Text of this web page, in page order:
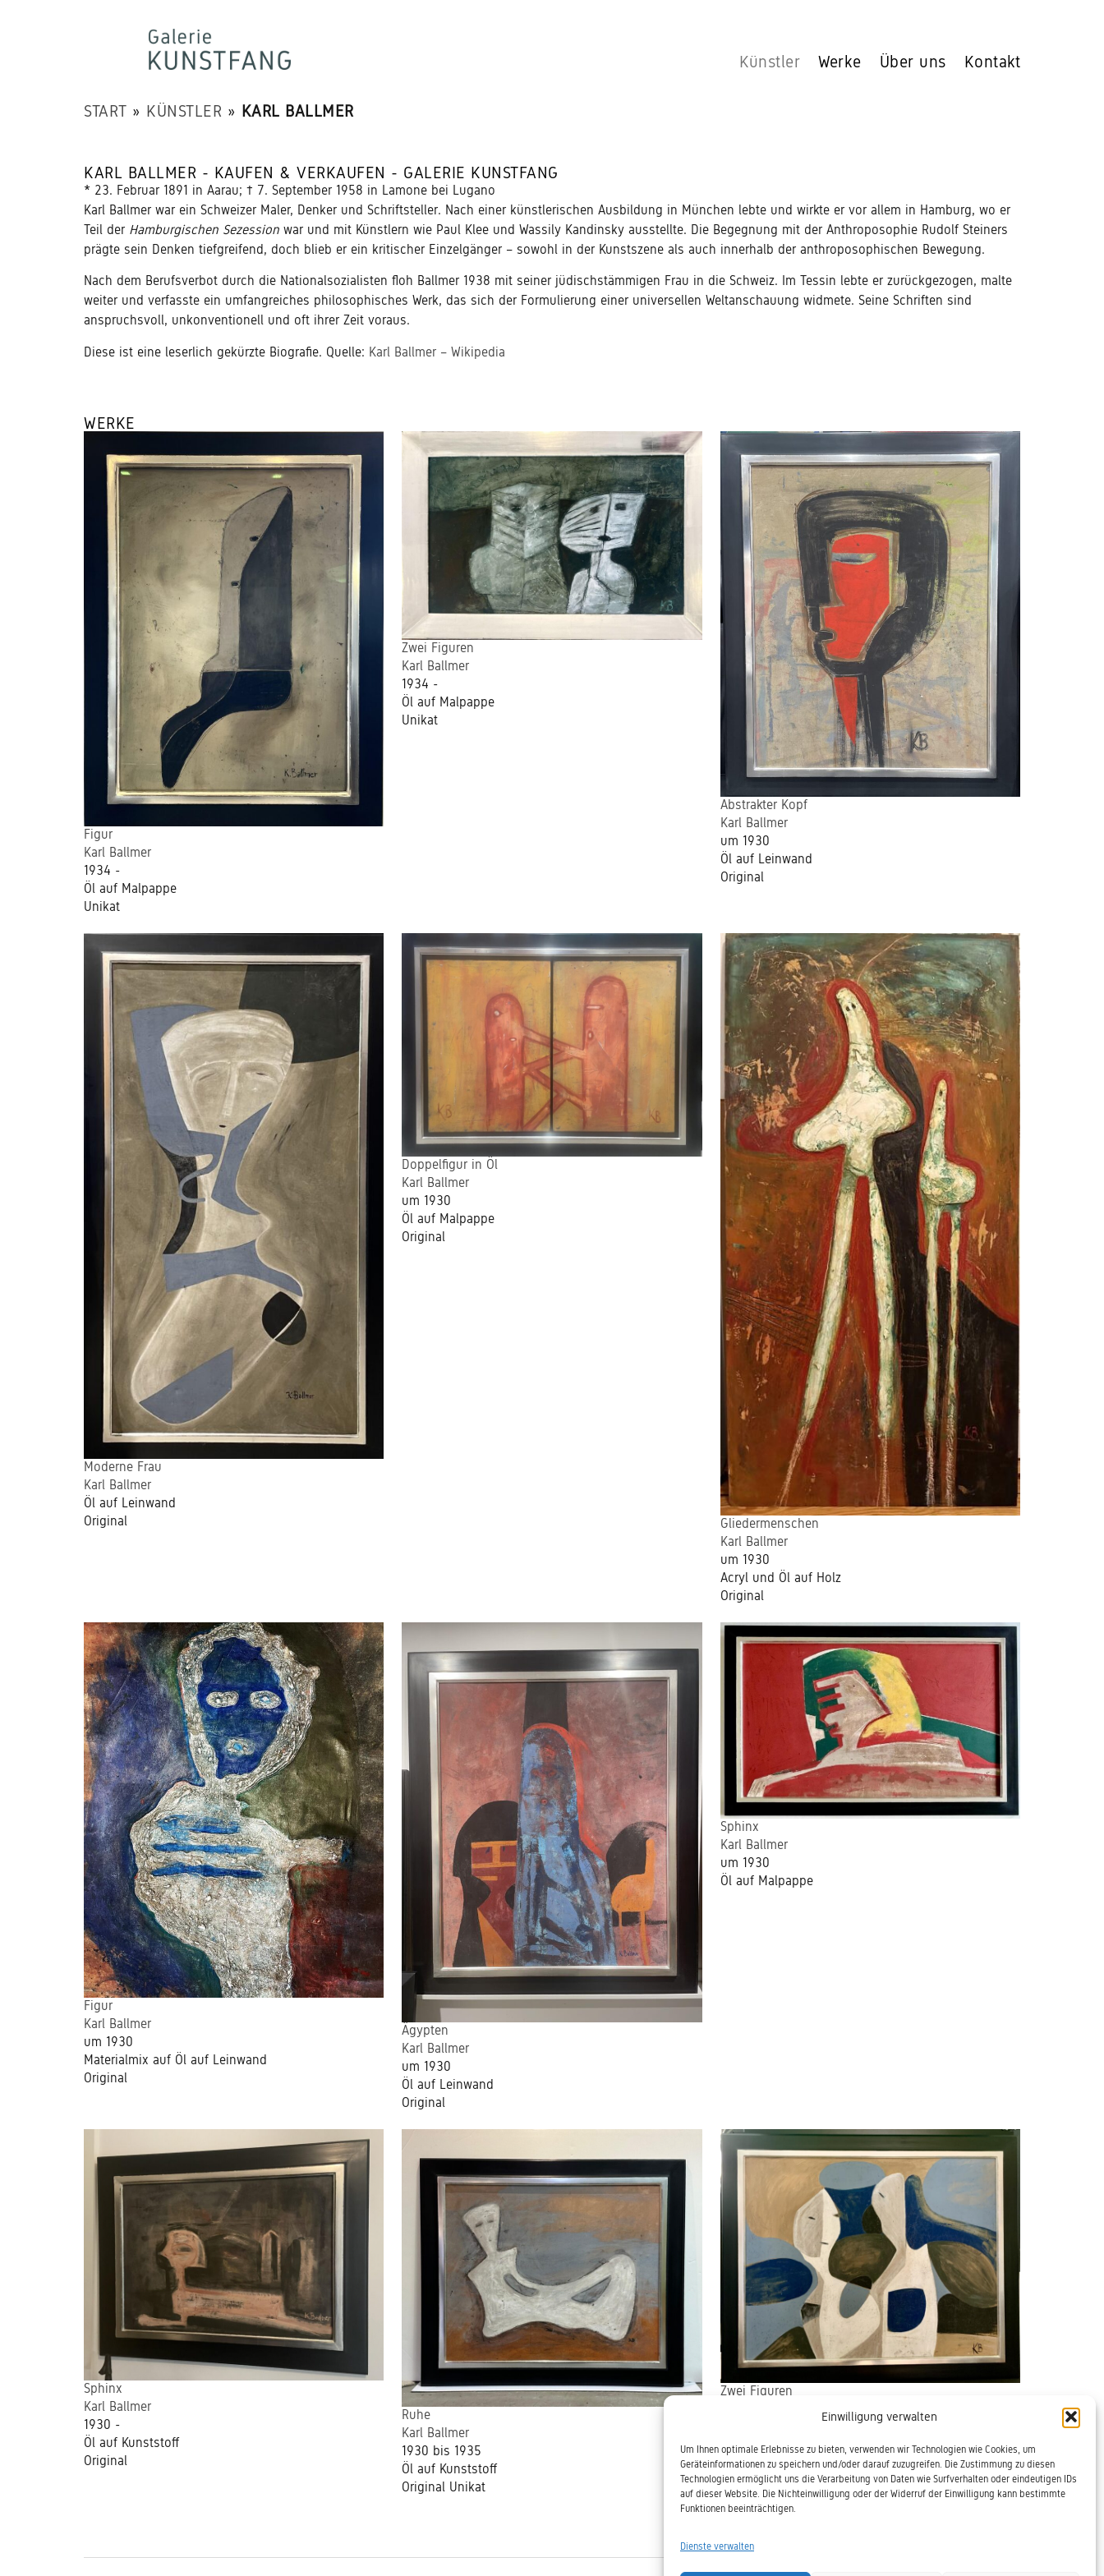
Einwilligung verwalten
Um Ihnen optimale Erlebnisse zu bieten, verwenden wir Technologien wie Cookies, um
Geräteinformationen zu speichern und/oder darauf zuzugreifen. Die Zustimmung zu diesen
Technologien ermöglicht uns die Verarbeitung von Daten wie Surfverhalten oder eindeutigen IDs
auf dieser Website. Die Nichteinwilligung oder der Widerruf der Einwilligung kann bestimmte
Funktionen beeinträchtigen.
Dienste verwalten
Künstler Werke Über uns Kontakt
START » KÜNSTLER » KARL BALLMER
KARL BALLMER - KAUFEN & VERKAUFEN - GALERIE KUNSTFANG
* 23. Februar 1891 in Aarau; † 7. September 1958 in Lamone bei Lugano
Karl Ballmer war ein Schweizer Maler, Denker und Schriftsteller. Nach einer künstlerischen Ausbildung in München lebte und wirkte er vor allem in Hamburg, wo er
Teil der Hamburgischen Sezession war und mit Künstlern wie Paul Klee und Wassily Kandinsky ausstellte. Die Begegnung mit der Anthroposophie Rudolf Steiners
prägte sein Denken tiefgreifend, doch blieb er ein kritischer Einzelgänger – sowohl in der Kunstszene als auch innerhalb der anthroposophischen Bewegung.
Nach dem Berufsverbot durch die Nationalsozialisten floh Ballmer 1938 mit seiner jüdischstämmigen Frau in die Schweiz. Im Tessin lebte er zurückgezogen, malte
weiter und verfasste ein umfangreiches philosophisches Werk, das sich der Formulierung einer universellen Weltanschauung widmete. Seine Schriften sind
anspruchsvoll, unkonventionell und oft ihrer Zeit voraus.
Diese ist eine leserlich gekürzte Biografie. Quelle: Karl Ballmer – Wikipedia
WERKE
Figur
Karl Ballmer
1934 -
Öl auf Malpappe
Unikat
Zwei Figuren
Karl Ballmer
1934 -
Öl auf Malpappe
Unikat
Abstrakter Kopf
Karl Ballmer
um 1930
Öl auf Leinwand
Original
Moderne Frau
Karl Ballmer
Öl auf Leinwand
Original
Doppelfigur in Öl
Karl Ballmer
um 1930
Öl auf Malpappe
Original
Gliedermenschen
Karl Ballmer
um 1930
Acryl und Öl auf Holz
Original
Figur
Karl Ballmer
um 1930
Materialmix auf Öl auf Leinwand
Original
Ägypten
Karl Ballmer
um 1930
Öl auf Leinwand
Original
Sphinx
Karl Ballmer
um 1930
Öl auf Malpappe
Sphinx
Karl Ballmer
1930 -
Öl auf Kunststoff
Original
Ruhe
Karl Ballmer
1930 bis 1935
Öl auf Kunststoff
Original Unikat
Zwei Figuren
Öl auf Malpappe
Unikat